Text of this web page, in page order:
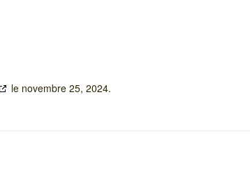
le novembre 25, 2024.